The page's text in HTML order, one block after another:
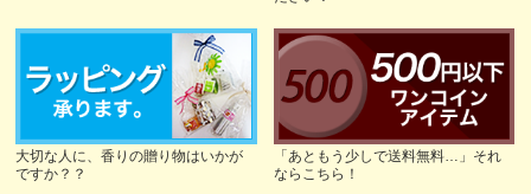
大切な人に、香りの贈り物はいかが
ですか？？
「あともう少しで送料無料…」それ
ならこちら！